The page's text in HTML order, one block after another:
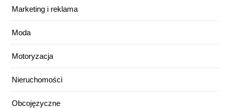
Marketing i reklama
Moda
Motoryzacja
Nieruchomości
Obcojęzyczne